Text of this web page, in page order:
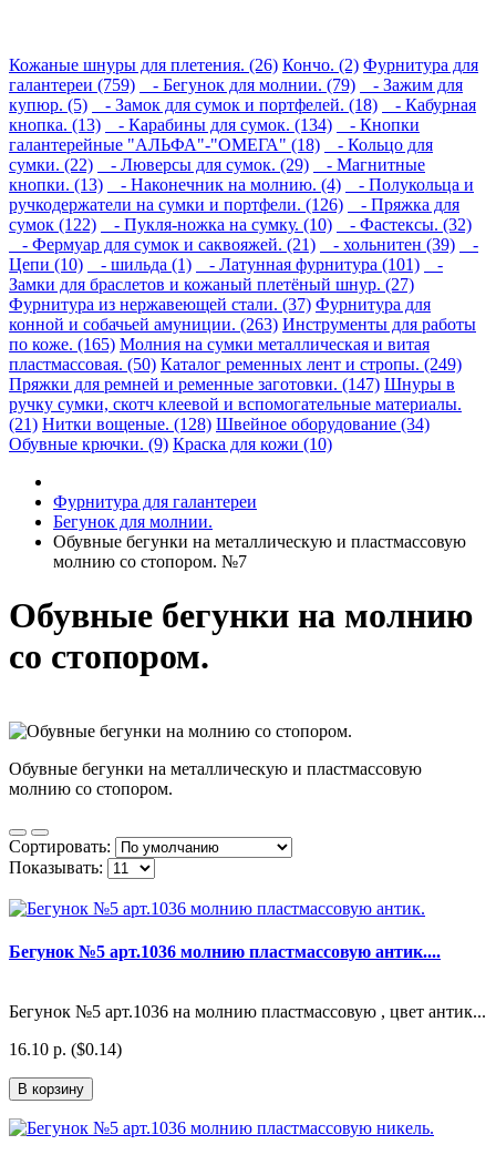
Кожаные шнуры для плетения. (26) Кончо. (2) Фурнитура для
галантереи (759)
- Бегунок для молнии. (79)
- Зажим для
купюр. (5)
- Замок для сумок и портфелей. (18)
- Кабурная
кнопка. (13)
- Карабины для сумок. (134)
- Кнопки
галантерейные "АЛЬФА"-"ОМЕГА" (18)
- Кольцо для
сумки. (22)
- Люверсы для сумок. (29)
- Магнитные
кнопки. (13)
- Наконечник на молнию. (4)
- Полукольца и
ручкодержатели на сумки и портфели. (126)
- Пряжка для
сумок (122)
- Пукля-ножка на сумку. (10)
- Фастексы. (32)
- Фермуар для сумок и саквояжей. (21)
- хольнитен (39)
-
Цепи (10)
- шильда (1) - Латунная фурнитура (101)
-
Замки для браслетов и кожаный плетёный шнур. (27)
Фурнитура из нержавеющей стали. (37) Фурнитура для
конной и собачьей амуниции. (263) Инструменты для работы
по коже. (165) Молния на сумки металлическая и витая
пластмассовая. (50) Каталог ременных лент и стропы. (249)
Пряжки для ремней и ременные заготовки. (147) Шнуры в
ручку сумки, скотч клеевой и вспомогательные материалы.
(21) Нитки вощеные. (128) Швейное оборудование (34)
Обувные крючки. (9) Краска для кожи (10)
Фурнитура для галантереи
Бегунок для молнии.
Обувные бегунки на металлическую и пластмассовую
молнию со стопором. №7
Обувные бегунки на молнию
со стопором.
Обувные бегунки на металлическую и пластмассовую
молнию со стопором.
Сортировать:
Показывать:
Бегунок №5 арт.1036 молнию пластмассовую антик....
Бегунок №5 арт.1036 на молнию пластмассовую , цвет антик...
16.10 р. ($0.14)
В корзину